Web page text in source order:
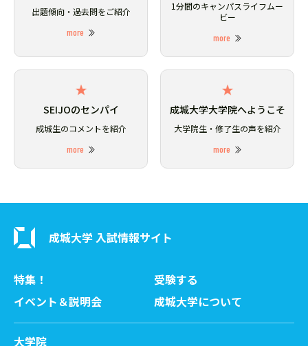
出題傾向・過去問をご紹介
more
1分間のキャンパスライフムー
ビー
more
SEIJOのセンパイ
成城生のコメントを紹介
more
成城大学大学院へようこそ
大学院生・修了生の声を紹介
more
成城大学 入試情報サイト
特集！
受験する
イベント＆説明会
成城大学について
大学院